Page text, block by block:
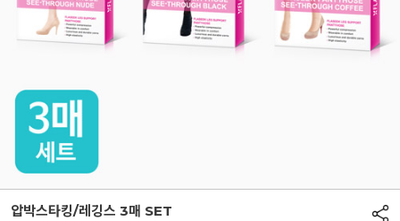
압박스타킹/레깅스 3매 SET